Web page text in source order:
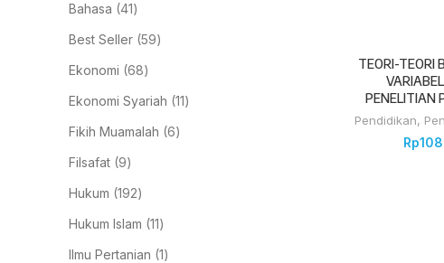
Bahasa 41
Best Seller 59
Ekonomi 68
Ekonomi Syariah 11
Fikih Muamalah 6
Filsafat 9
Hukum 192
Hukum Islam 11
Ilmu Pertanian 1
TEORI-TEORI
PENELITIAN
Pendidikan,
Rp